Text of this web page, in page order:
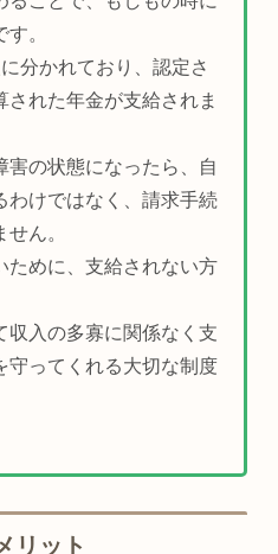
。
分かれており、認定さ
れた年金が支給されま
害の状態になったら、自
わけではなく、請求手続
ん。
ために、支給されない方
収入の多寡に関係なく支
守ってくれる大切な制度
リット